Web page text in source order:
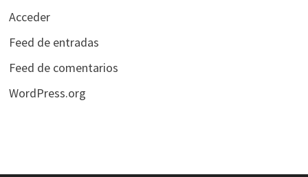
Acceder
Feed de entradas
Feed de comentarios
WordPress.org